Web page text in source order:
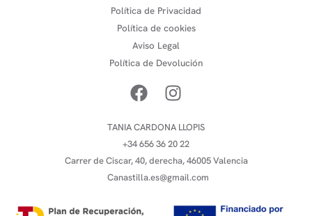
Política de Privacidad
Política de cookies
Aviso Legal
Política de Devolución
TANIA CARDONA LLOPIS
+34 656 36 20 22
Carrer de Ciscar, 40, derecha, 46005 Valencia
Canastilla.es@gmail.com